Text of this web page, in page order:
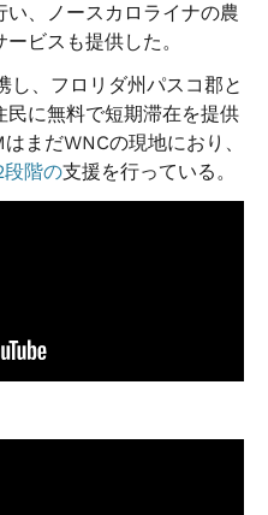
い、ノースカロライナの農
ビスも提供した。
、フロリダ州パスコ郡と
民に無料で短期滞在を提供
まだWNCの現地におり、
段階の支援を行っている。